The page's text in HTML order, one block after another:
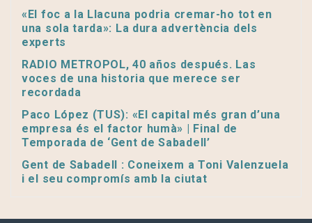
«El foc a la Llacuna podria cremar-ho tot en
una sola tarda»: La dura advertència dels
experts
RADIO METROPOL, 40 años después. Las
voces de una historia que merece ser
recordada
Paco López (TUS): «El capital més gran d’una
empresa és el factor humà» | Final de
Temporada de ‘Gent de Sabadell’
Gent de Sabadell : Coneixem a Toni Valenzuela
i el seu compromís amb la ciutat